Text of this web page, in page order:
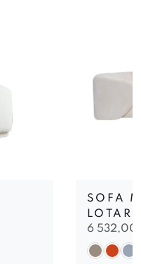
SOFA
6 532,00